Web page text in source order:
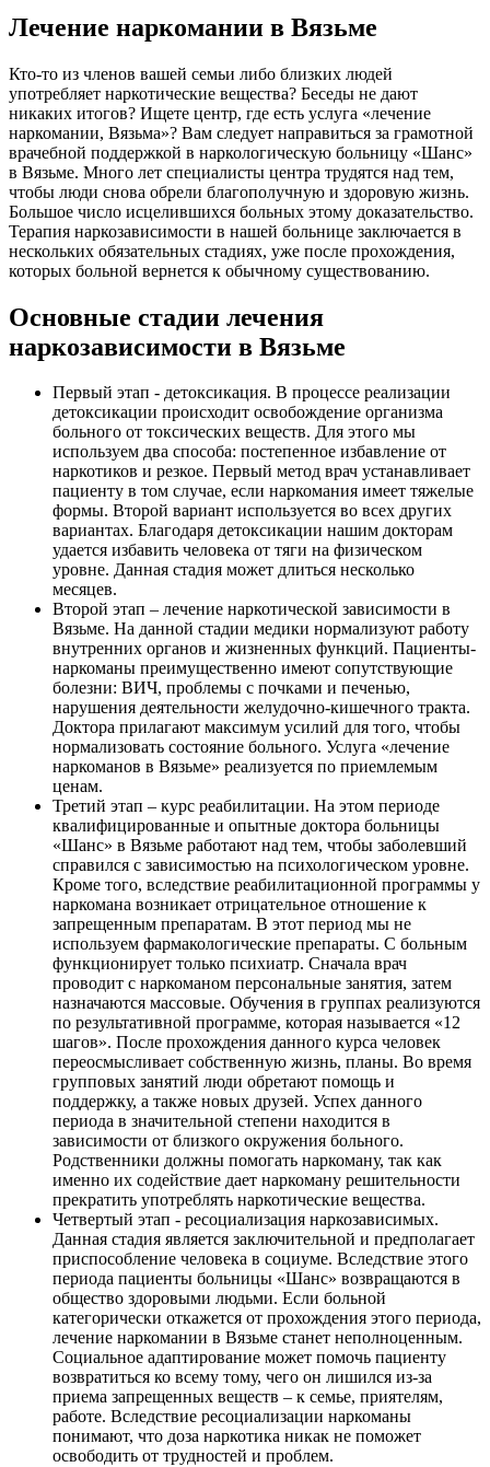
Лечение наркомании в Вязьме
Кто-то из членов вашей семьи либо близких людей
употребляет наркотические вещества? Беседы не дают
никаких итогов? Ищете центр, где есть услуга «лечение
наркомании, Вязьма»? Вам следует направиться за грамотной
врачебной поддержкой в наркологическую больницу «Шанс»
в Вязьме. Много лет специалисты центра трудятся над тем,
чтобы люди снова обрели благополучную и здоровую жизнь.
Большое число исцелившихся больных этому доказательство.
Терапия наркозависимости в нашей больнице заключается в
нескольких обязательных стадиях, уже после прохождения,
которых больной вернется к обычному существованию.
Основные стадии лечения
наркозависимости в Вязьме
Первый этап - детоксикация. В процессе реализации
детоксикации происходит освобождение организма
больного от токсических веществ. Для этого мы
используем два способа: постепенное избавление от
наркотиков и резкое. Первый метод врач устанавливает
пациенту в том случае, если наркомания имеет тяжелые
формы. Второй вариант используется во всех других
вариантах. Благодаря детоксикации нашим докторам
удается избавить человека от тяги на физическом
уровне. Данная стадия может длиться несколько
месяцев.
Второй этап – лечение наркотической зависимости в
Вязьме. На данной стадии медики нормализуют работу
внутренних органов и жизненных функций. Пациенты-
наркоманы преимущественно имеют сопутствующие
болезни: ВИЧ, проблемы с почками и печенью,
нарушения деятельности желудочно-кишечного тракта.
Доктора прилагают максимум усилий для того, чтобы
нормализовать состояние больного. Услуга «лечение
наркоманов в Вязьме» реализуется по приемлемым
ценам.
Третий этап – курс реабилитации. На этом периоде
квалифицированные и опытные доктора больницы
«Шанс» в Вязьме работают над тем, чтобы заболевший
справился с зависимостью на психологическом уровне.
Кроме того, вследствие реабилитационной программы у
наркомана возникает отрицательное отношение к
запрещенным препаратам. В этот период мы не
используем фармакологические препараты. С больным
функционирует только психиатр. Сначала врач
проводит с наркоманом персональные занятия, затем
назначаются массовые. Обучения в группах реализуются
по результативной программе, которая называется «12
шагов». После прохождения данного курса человек
переосмысливает собственную жизнь, планы. Во время
групповых занятий люди обретают помощь и
поддержку, а также новых друзей. Успех данного
периода в значительной степени находится в
зависимости от близкого окружения больного.
Родственники должны помогать наркоману, так как
именно их содействие дает наркоману решительности
прекратить употреблять наркотические вещества.
Четвертый этап - ресоциализация наркозависимых.
Данная стадия является заключительной и предполагает
приспособление человека в социуме. Вследствие этого
периода пациенты больницы «Шанс» возвращаются в
общество здоровыми людьми. Если больной
категорически откажется от прохождения этого периода,
лечение наркомании в Вязьме станет неполноценным.
Социальное адаптирование может помочь пациенту
возвратиться ко всему тому, чего он лишился из-за
приема запрещенных веществ – к семье, приятелям,
работе. Вследствие ресоциализации наркоманы
понимают, что доза наркотика никак не поможет
освободить от трудностей и проблем.